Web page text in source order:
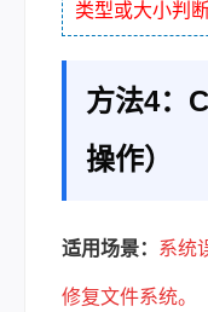
类型或大小判断
方法4：
操作）
适用场景： 系统
修复文件系统。